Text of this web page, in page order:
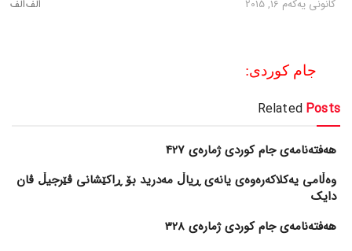
كانونی یه‌كه‌م 16, 2015
جام کوردی:
Related Posts
هەفتەنامەی جام کوردی ژمارەی 427
وەڵامی یەکلاکەرەوەی یانەی ڕیاڵ مەدرید بۆ ڕاکێشانی ڤێرجیڵ ڤان
دایک
هەفتەنامەی جام کوردی ژمارەی 328